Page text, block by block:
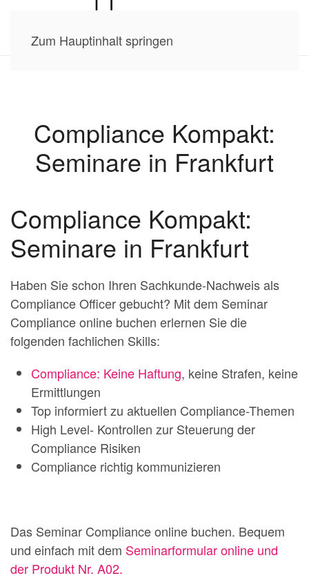
Zum Hauptinhalt springen
Compliance Kompakt:
Seminare in Frankfurt
Compliance Kompakt:
Seminare in Frankfurt
Haben Sie schon Ihren Sachkunde-Nachweis als
Compliance Officer gebucht? Mit dem Seminar
Compliance online buchen erlernen Sie die
folgenden fachlichen Skills:
Compliance: Keine Haftung, keine Strafen, keine
Ermittlungen
Top informiert zu aktuellen Compliance-Themen
High Level- Kontrollen zur Steuerung der
Compliance Risiken
Compliance richtig kommunizieren
Das Seminar Compliance online buchen. Bequem
und einfach mit dem Seminarformular online und
der Produkt Nr. A02.